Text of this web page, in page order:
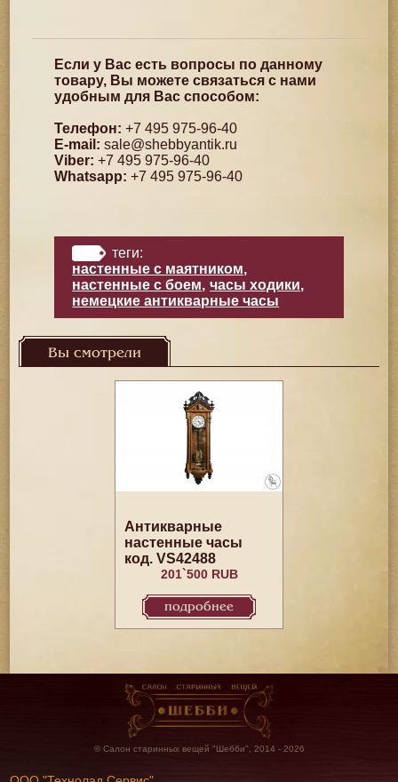
Если у Вас есть вопросы по данному
товару, Вы можете связаться с нами
удобным для Вас способом:
Телефон: +7 495 975-96-40
E-mail: sale@shebbyantik.ru
Viber: +7 495 975-96-40
Whatsapp: +7 495 975-96-40
теги:
настенные с маятником,
настенные с боем, часы ходики,
немецкие антикварные часы
Вы смотрели
Антикварные
настенные часы
код. VS42488
201`500 RUB
подробнее
© Салон старинных вещей "Шебби", 2014 - 2026